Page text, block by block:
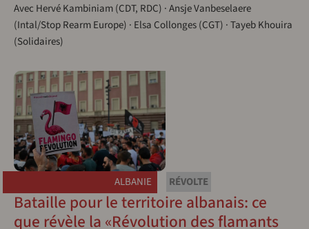
Avec Hervé Kambiniam (CDT, RDC) · Ansje Vanbeselaere
(Intal/Stop Rearm Europe) · Elsa Collonges (CGT) · Tayeb Khouira
(Solidaires)
ALBANIE RÉVOLTE
Bataille pour le territoire albanais: ce
que révèle la «Révolution des flamants